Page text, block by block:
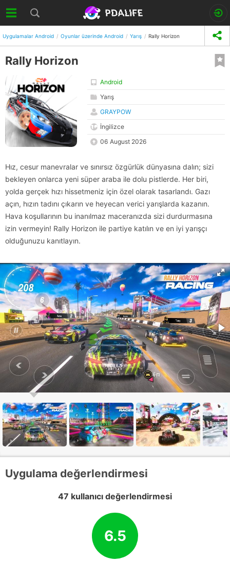
Uygulamalar Android Oyunlar üzerinde Android Yarış Rally Horizon
Rally Horizon
Android
Yarış
GRAYPOW
İngilizce
06 August 2026
Hız, cesur manevralar ve sınırsız özgürlük dünyasına dalın; sizi
bekleyen onlarca yeni süper araba ile dolu pistlerde. Her biri,
yolda gerçek hızı hissetmeniz için özel olarak tasarlandı. Gazı
açın, hızın tadını çıkarın ve heyecan verici yarışlarda kazanın.
Hava koşullarının bu inanılmaz maceranızda sizi durdurmasına
izin vermeyin! Rally Horizon ile partiye katılın ve en iyi yarışçı
olduğunuzu kanıtlayın.
Uygulama değerlendirmesi
47 kullanıcı değerlendirmesi
6.5